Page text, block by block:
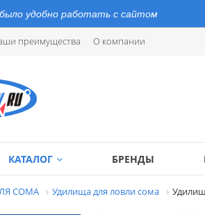
удобно работать с сайтом
преимущества О компании
КАТАЛОГ БРЕНДЫ
СОМА Удилища для ловли сома